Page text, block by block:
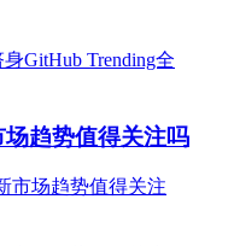
趋势值得关注吗